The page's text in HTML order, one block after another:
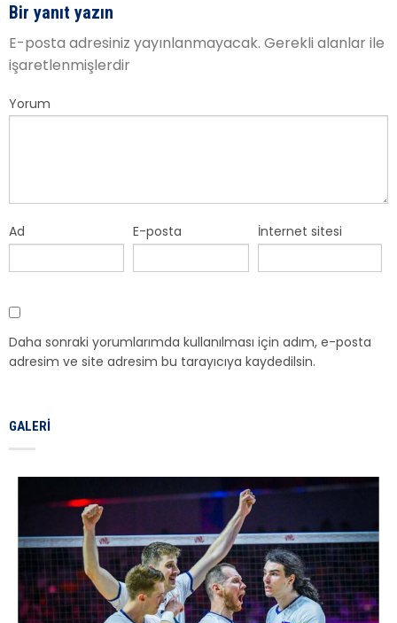
Bir yanıt yazın
E-posta adresiniz yayınlanmayacak. Gerekli alanlar ile
işaretlenmişlerdir
Yorum
Ad E-posta İnternet sitesi
Daha sonraki yorumlarımda kullanılması için adım, e-posta
adresim ve site adresim bu tarayıcıya kaydedilsin.
GALERI